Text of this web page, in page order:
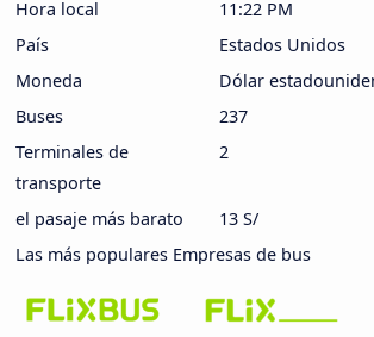
Hora local
11:22 PM
País
Estados Unidos
Moneda
Dólar
Buses
237
Terminales de
transporte
2
el pasaje más barato
13 S/
Las más populares Empresas de bus